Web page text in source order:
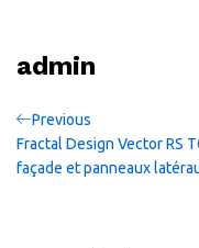
admin
Navigation
de
Previous
Post
Previous
Fractal Design Vector RS
façade et panneaux